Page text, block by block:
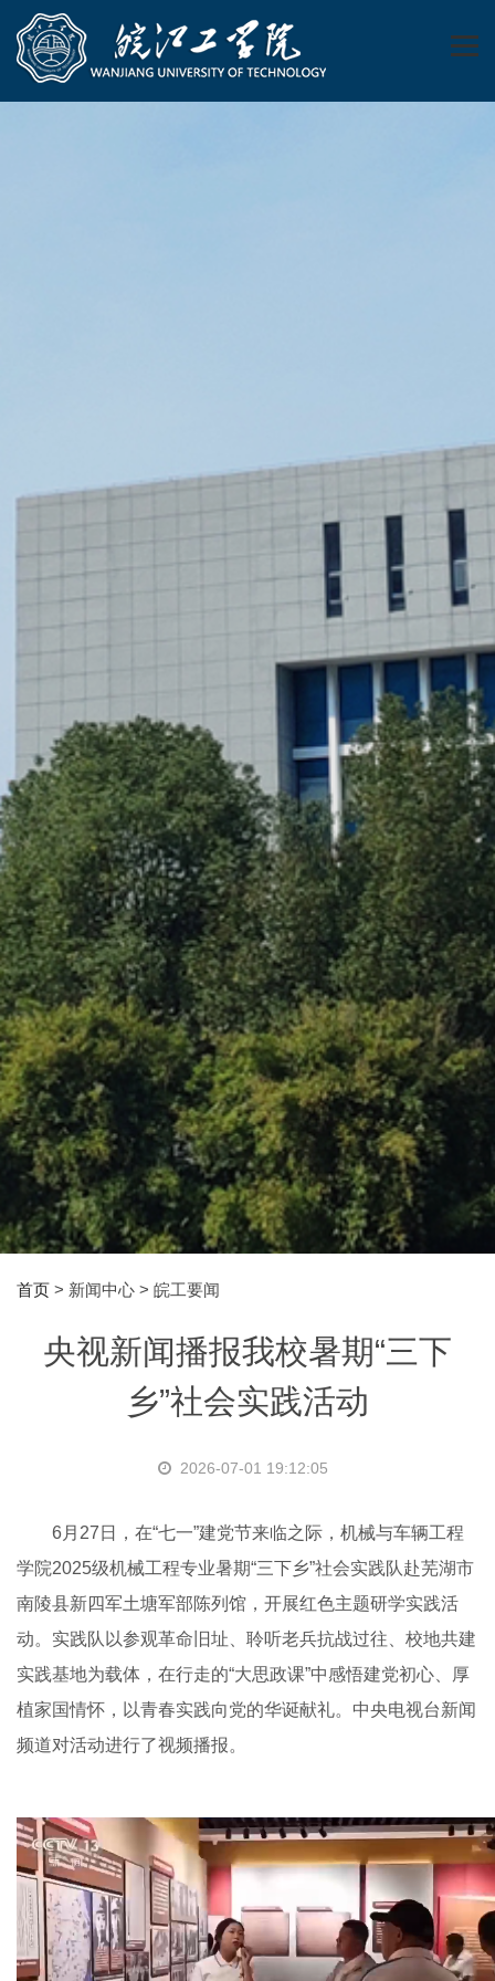
首页 > 新闻中心 > 皖工要闻
央视新闻播报我校暑期“三下
乡”社会实践活动
2026-07-01 19:12:05
6月27日，在“七一”建党节来临之际，机械与车辆工程
学院2025级机械工程专业暑期“三下乡”社会实践队赴芜湖市
南陵县新四军土塘军部陈列馆，开展红色主题研学实践活
动。实践队以参观革命旧址、聆听老兵抗战过往、校地共建
实践基地为载体，在行走的“大思政课”中感悟建党初心、厚
植家国情怀，以青春实践向党的华诞献礼。中央电视台新闻
频道对活动进行了视频播报。